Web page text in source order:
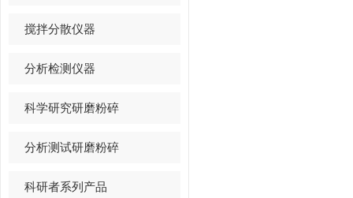
搅拌分散仪器
分析检测仪器
科学研究研磨粉碎
分析测试研磨粉碎
科研者系列产品